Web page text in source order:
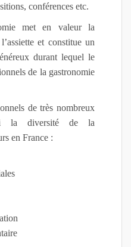
conférences etc.
met en valeur la
et constitue un
durant lequel le
de la gastronomie
de très nombreux
la diversité de la
en France :